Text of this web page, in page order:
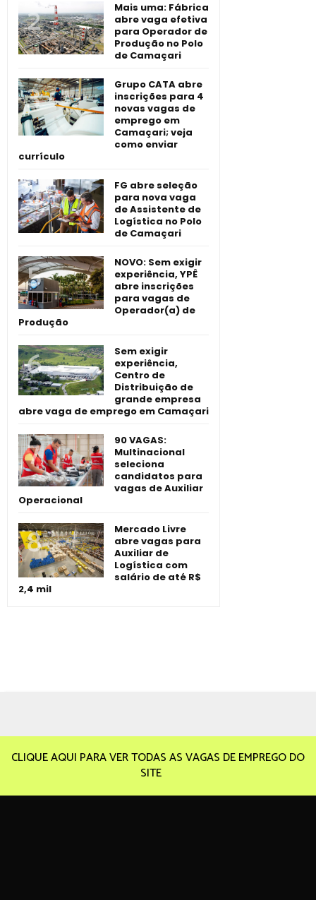
Mais uma: Fábrica
abre vaga efetiva
para Operador de
Produção no Polo
de Camaçari
Grupo CATA abre
inscrições para 4
novas vagas de
emprego em
Camaçari; veja
como enviar
currículo
FG abre seleção
para nova vaga
de Assistente de
Logística no Polo
de Camaçari
NOVO: Sem exigir
experiência, YPÊ
abre inscrições
para vagas de
Operador(a) de
Produção
Sem exigir
experiência,
Centro de
Distribuição de
grande empresa
abre vaga de emprego em Camaçari
90 VAGAS:
Multinacional
seleciona
candidatos para
vagas de Auxiliar
Operacional
Mercado Livre
abre vagas para
Auxiliar de
Logística com
salário de até R$
2,4 mil
CLIQUE AQUI PARA VER TODAS AS VAGAS DE EMPREGO DO
SITE